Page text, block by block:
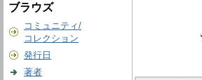
ブラウズ
コミュニティ/
コレクション
発行日
著者